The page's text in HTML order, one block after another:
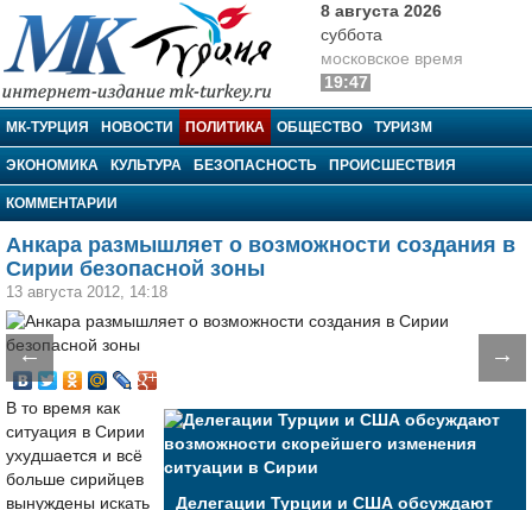
МК-Турция
8 августа 2026
суббота
московское время
19:47
МК-ТУРЦИЯ НОВОСТИ ПОЛИТИКА ОБЩЕСТВО ТУРИЗМ
ЭКОНОМИКА КУЛЬТУРА БЕЗОПАСНОСТЬ ПРОИСШЕСТВИЯ
КОММЕНТАРИИ
Анкара размышляет о возможности создания в
Сирии безопасной зоны
13 августа 2012, 14:18
← →
Делегации Турции и США обсуждают
В то время как
ситуация в Сирии
ухудшается и всё
больше сирийцев
вынуждены искать